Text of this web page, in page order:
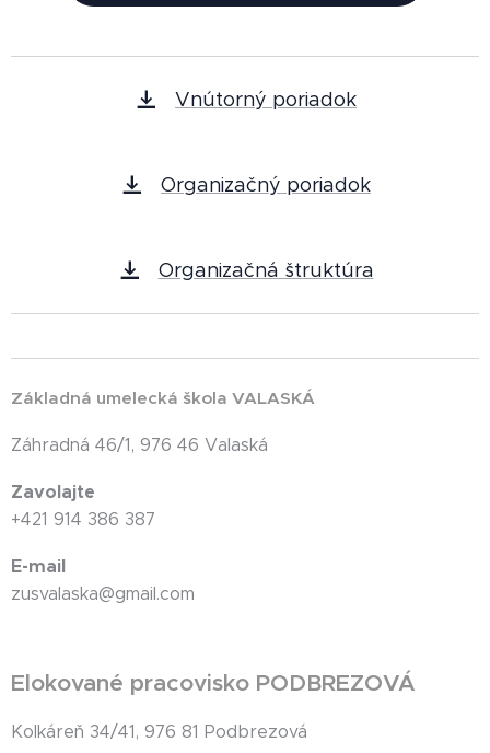
Vnútorný poriadok
Organizačný poriadok
Organizačná štruktúra
Základná umelecká škola VALASKÁ
Záhradná 46/1, 976 46 Valaská
Zavolajte
+421 914 386 387
E-mail
zusvalaska@gmail.com
Elokované pracovisko PODBREZOVÁ
Kolkáreň 34/41, 976 81 Podbrezová